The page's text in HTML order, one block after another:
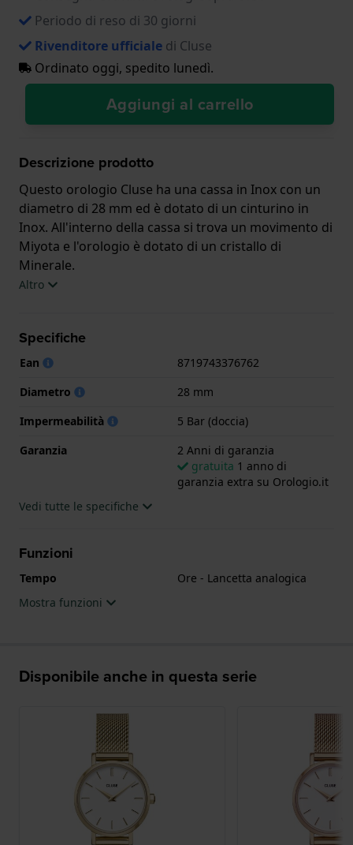
Periodo di reso di 30 giorni
Rivenditore ufficiale di Cluse
Ordinato oggi, spedito lunedì.
Aggiungi al carrello
Descrizione prodotto
Questo orologio Cluse ha una cassa in Inox con un
diametro di 28 mm ed è dotato di un cinturino in
Inox. All'interno della cassa si trova un movimento di
Miyota e l'orologio è dotato di un cristallo di
Minerale.
fornito con 2 Anni di garanzia.
Altro
Specifiche
Ean
8719743376762
Diametro
28 mm
Impermeabilità
5 Bar (doccia)
Garanzia
2 Anni di garanzia
gratuita 1 anno di
garanzia extra su Orologio.it
Vedi tutte le specifiche
Funzioni
Tempo
Ore - Lancetta analogica
Mostra funzioni
Disponibile anche in questa serie